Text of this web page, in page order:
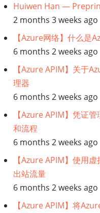
Huiwen Han —
2 months 3 weeks ago
【Azure网络】什么是
6 months 2 weeks ago
【Azure APIM】关于
理器
6 months 2 weeks ago
【Azure APIM】凭证
和流程
6 months 2 weeks ago
【Azure APIM】使用
出站流量
6 months 2 weeks ago
【Azure APIM】将